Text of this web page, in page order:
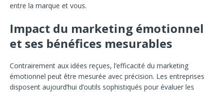
entre la marque et vous.
Impact du marketing émotionnel
et ses bénéfices mesurables
Contrairement aux idées reçues, l’efficacité du marketing
émotionnel peut être mesurée avec précision. Les entreprises
disposent aujourd’hui d’outils sophistiqués pour évaluer les